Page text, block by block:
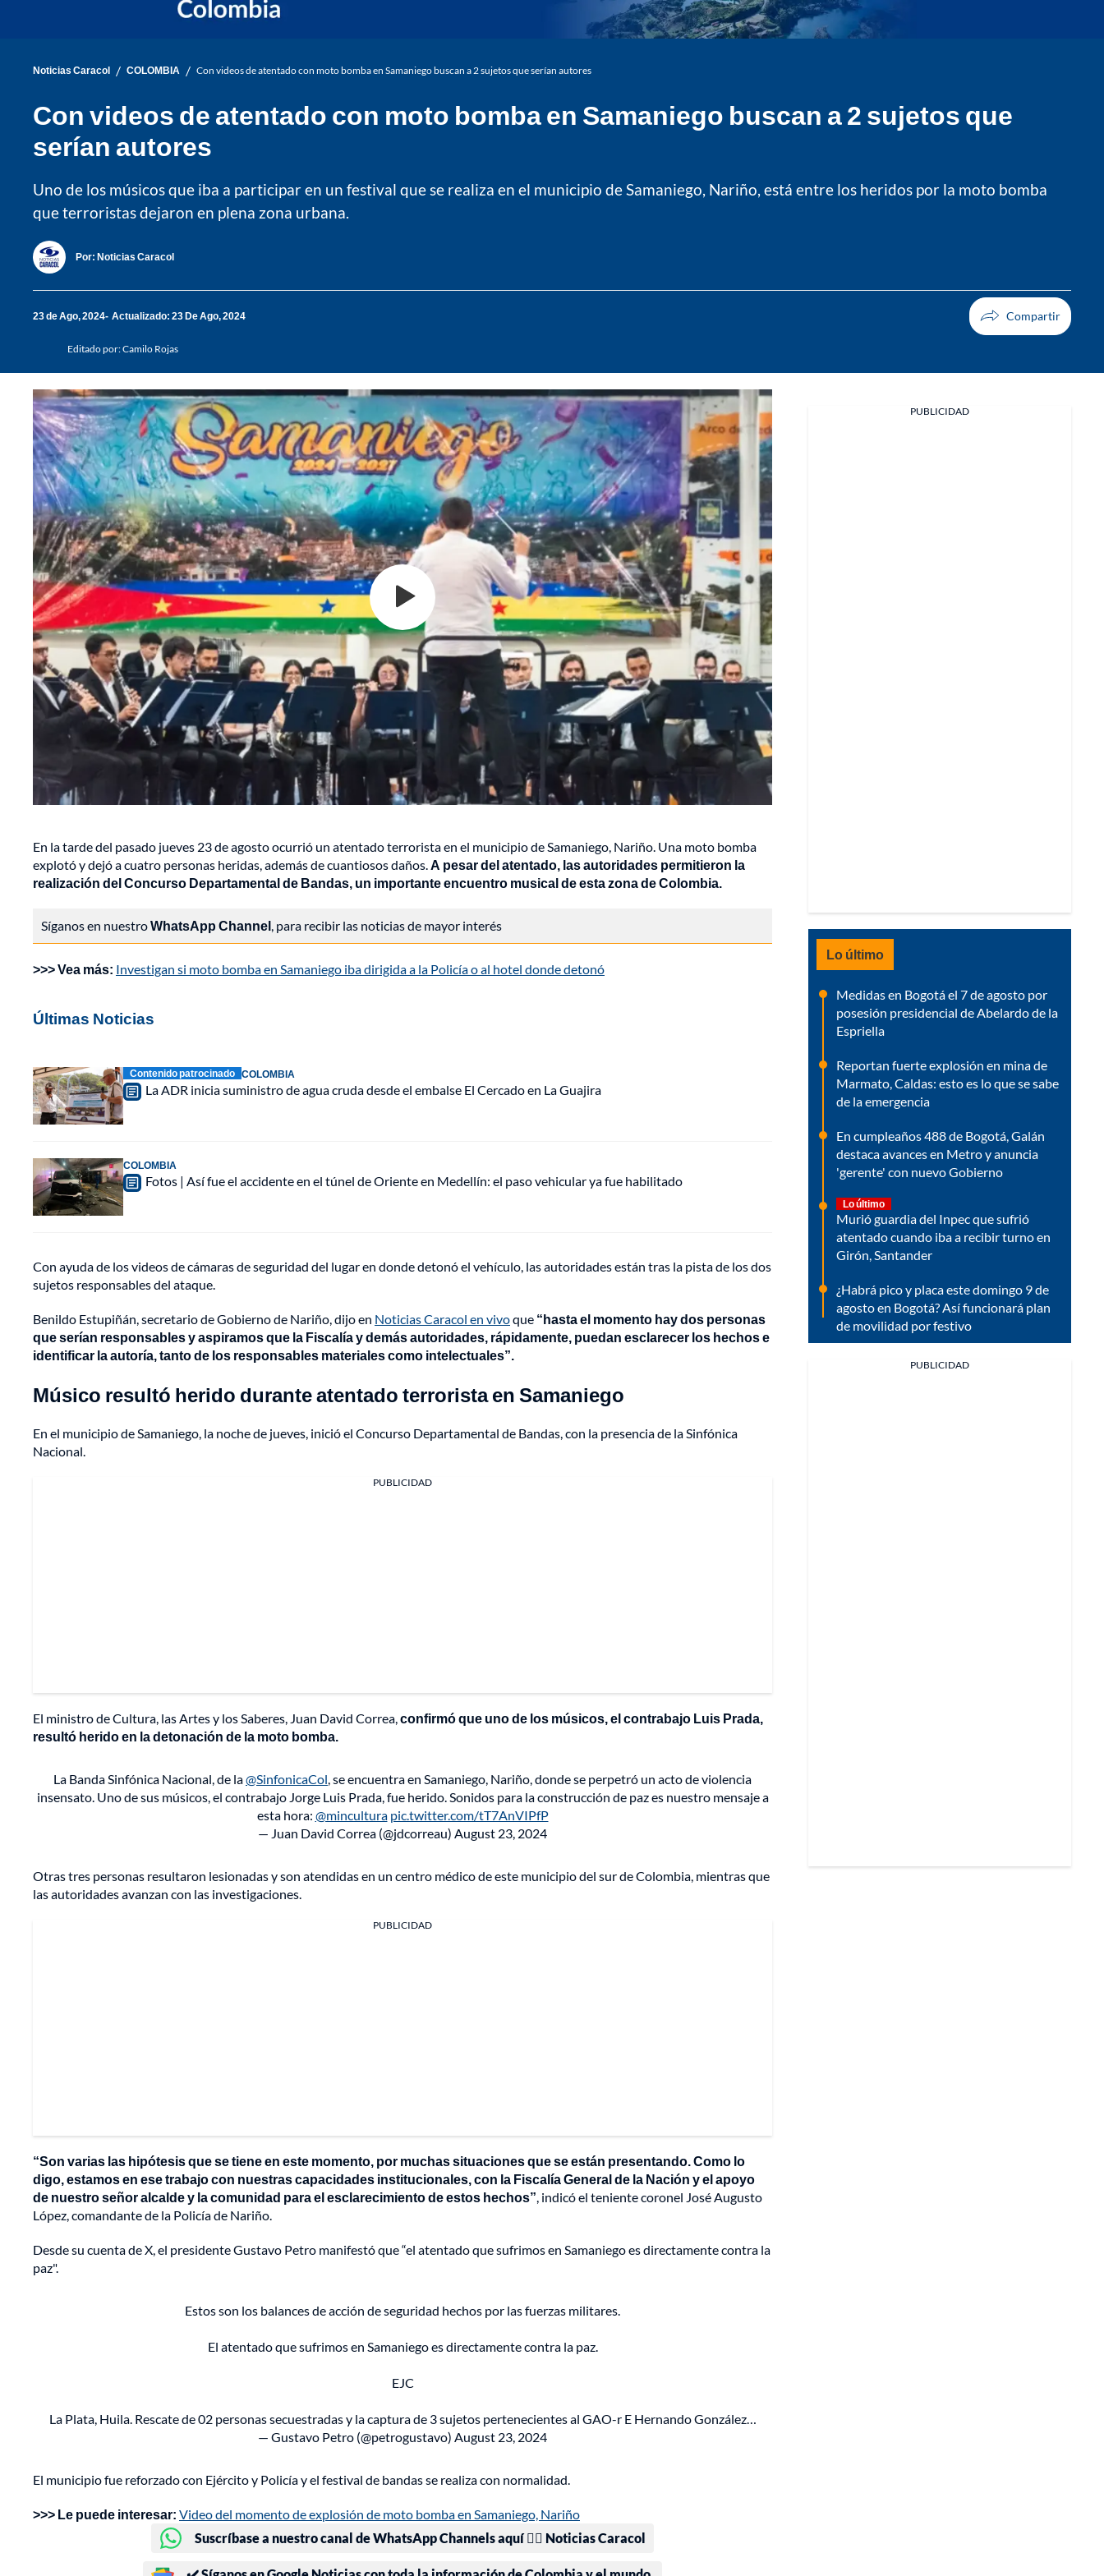
Noticias Caracol / COLOMBIA / Con videos de atentado con moto bomba en Samaniego buscan a 2 sujetos que serían autores
Con videos de atentado con moto bomba en Samaniego buscan a 2 sujetos que
serían autores
Uno de los músicos que iba a participar en un festival que se realiza en el municipio de Samaniego, Nariño, está entre los heridos por la moto bomba
que terroristas dejaron en plena zona urbana.
Por: Noticias Caracol
23 de Ago, 2024 Actualizado: 23 De Ago, 2024
Editado por:Camilo Rojas
En la tarde del pasado jueves 23 de agosto ocurrió un atentado terrorista en el municipio de Samaniego, Nariño. Una moto bomba
explotó y dejó a cuatro personas heridas, además de cuantiosos daños.A pesar del atentado, las autoridades permitieron la
realización del Concurso Departamental de Bandas, un importante encuentro musical de esta zona de Colombia.
Síganos en nuestroWhatsApp Channel, para recibir las noticias de mayor interés
>>> Vea más: Investigan si moto bomba en Samaniego iba dirigida a la Policía o al hotel donde detonó
Últimas Noticias
Contenido patrocinado COLOMBIA
La ADR inicia suministro de agua cruda desde el embalse El Cercado en La Guajira
COLOMBIA
Fotos | Así fue el accidente en el túnel de Oriente en Medellín: el paso vehicular ya fue habilitado
Con ayuda de los videos de cámaras de seguridad del lugar en donde detonó el vehículo, las autoridades están tras la pista de los dos
sujetos responsables del ataque.
Benildo Estupiñán, secretario de Gobierno de Nariño, dijo en Noticias Caracol en vivoque “hasta el momento hay dos personas
que serían responsables y aspiramos que la Fiscalía y demás autoridades, rápidamente, puedan esclarecer los hechos e
identificar la autoría, tanto de los responsables materiales como intelectuales”.
Músico resultó herido durante atentado terrorista en Samaniego
En el municipio de Samaniego, la noche de jueves, inició el Concurso Departamental de Bandas, con la presencia de la Sinfónica
Nacional.
PUBLICIDAD
El ministro de Cultura, las Artes y los Saberes, Juan David Correa,confirmó que uno de los músicos, el contrabajo Luis Prada,
resultó herido en la detonación de la moto bomba.
La Banda Sinfónica Nacional, de la@SinfonicaCol, se encuentra en Samaniego, Nariño, donde se perpetró un acto de violencia
insensato. Uno de sus músicos, el contrabajo Jorge Luis Prada, fue herido. Sonidos para la construcción de paz es nuestro mensaje a
esta hora: @mincultura pic.twitter.com/tT7AnVIPfP
— Juan David Correa (@jdcorreau) August 23, 2024
Otras tres personas resultaron lesionadas y son atendidas en un centro médico de este municipio del sur de Colombia, mientras que
las autoridades avanzan con las investigaciones.
PUBLICIDAD
“Son varias las hipótesis que se tiene en este momento, por muchas situaciones que se están presentando. Como lo
digo, estamos en ese trabajo con nuestras capacidades institucionales, con la Fiscalía General de la Nación y el apoyo
de nuestro señor alcalde y la comunidad para el esclarecimiento de estos hechos”, indicó el teniente coronel José Augusto
López, comandante de la Policía de Nariño.
Desde su cuenta de X, el presidente Gustavo Petro manifestó que “el atentado que sufrimos en Samaniego es directamente contra la
paz".
Estos son los balances de acción de seguridad hechos por las fuerzas militares.
El atentado que sufrimos en Samaniego es directamente contra la paz.
EJC
La Plata, Huila. Rescate de 02 personas secuestradas y la captura de 3 sujetos pertenecientes al GAO-r E Hernando González…
— Gustavo Petro (@petrogustavo) August 23, 2024
El municipio fue reforzado con Ejército y Policía y el festival de bandas se realiza con normalidad.
>>> Le puede interesar: Video del momento de explosión de moto bomba en Samaniego, Nariño
Suscríbase a nuestro canal de WhatsApp Channels aquí 👉🏻 Noticias Caracol
PUBLICIDAD
Lo último
Medidas en Bogotá el 7 de agosto por
posesión presidencial de Abelardo de la
Espriella
Reportan fuerte explosión en mina de
Marmato, Caldas: esto es lo que se sabe
de la emergencia
En cumpleaños 488 de Bogotá, Galán
destaca avances en Metro y anuncia
'gerente' con nuevo Gobierno
Lo último
Murió guardia del Inpec que sufrió
atentado cuando iba a recibir turno en
Girón, Santander
¿Habrá pico y placa este domingo 9 de
agosto en Bogotá? Así funcionará plan
de movilidad por festivo
PUBLICIDAD